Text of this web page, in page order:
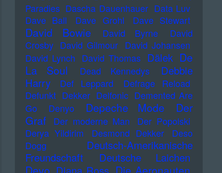
Paradies Dascha Dauenhauer Data Luv
Dave Ball
Dave Grohl Dave Stewart
David Bowie David Byrne
David
Crosby David Gilmour David Johansen
David Lynch David Thomas Dälek De
La Soul
Dead Kennedys
Debbie
Harry
Def Leppard
Defrage Reload
Defunkt Dekker Delfonic Demented Are
Go
Denyo Depeche Mode
Der
Graf
Der moderne Man
Der Popolski
Derya Yildirim
Desmond Dekker
Deso
Dogg
Deutsch-Amerikanische
Freundschaft
Deutsche Laichen